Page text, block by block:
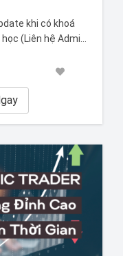
khi có khoá
(Liên hệ Admin